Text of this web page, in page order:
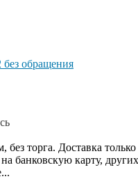
обращения
торга. Доставка только
банковскую карту, других